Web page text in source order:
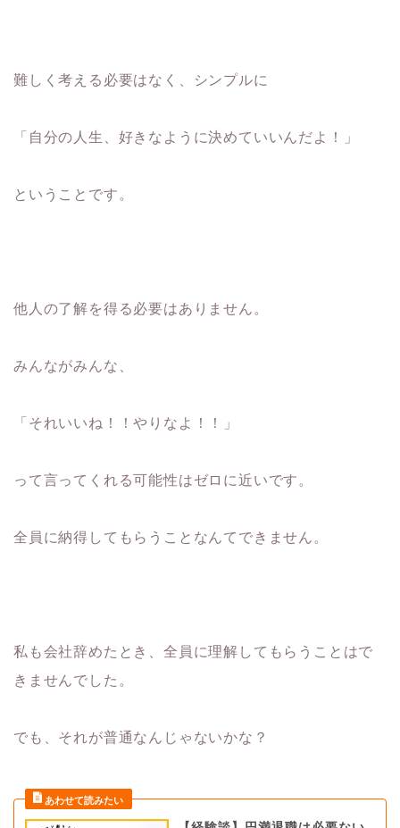
難しく考える必要はなく、シンプルに
「自分の人生、好きなように決めていいんだよ！」
ということです。
他人の了解を得る必要はありません。
みんながみんな、
「それいいね！！やりなよ！！」
って言ってくれる可能性はゼロに近いです。
全員に納得してもらうことなんてできません。
私も会社辞めたとき、全員に理解してもらうことはで
きませんでした。
でも、それが普通なんじゃないかな？